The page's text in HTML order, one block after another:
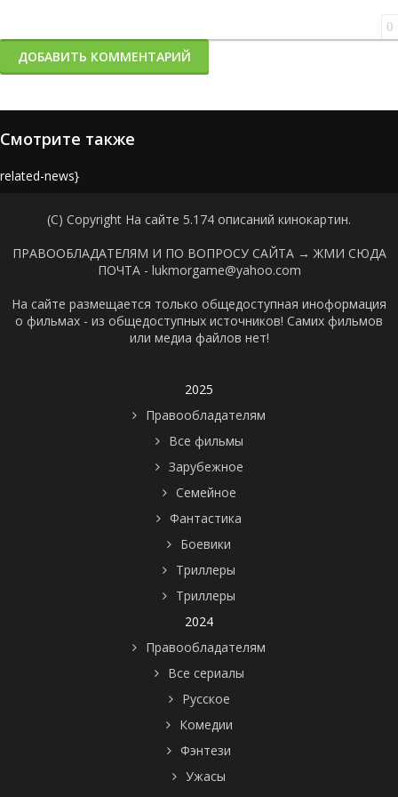
0
ДОБАВИТЬ КОММЕНТАРИЙ
Смотрите также
news}
(C) Copyright На сайте 5.174 описаний кинокартин.
ПРАВООБЛАДАТЕЛЯМ И ПО ВОПРОСУ САЙТА → ЖМИ СЮДА
ПОЧТА - lukmorgame@yahoo.com
На сайте размещается только общедоступная иноформация
о фильмах - из общедоступных источников! Самих фильмов
или медиа файлов нет!
2025
Правообладателям
Все фильмы
Зарубежное
Семейное
Фантастика
Боевики
Триллеры
Триллеры
2024
Правообладателям
Все сериалы
Русское
Комедии
Фэнтези
Ужасы